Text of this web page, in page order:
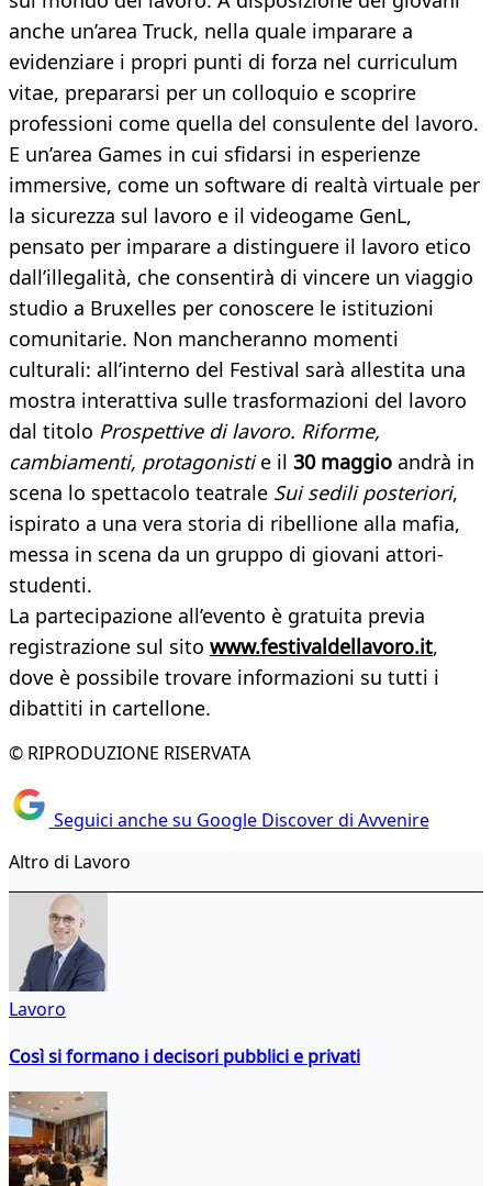
anche un’area Truck, nella quale imparare a
evidenziare i propri punti di forza nel curriculum
vitae, prepararsi per un colloquio e scoprire
professioni come quella del consulente del lavoro.
E un’area Games in cui sfidarsi in esperienze
immersive, come un software di realtà virtuale per
la sicurezza sul lavoro e il videogame GenL,
pensato per imparare a distinguere il lavoro etico
dall’illegalità, che consentirà di vincere un viaggio
studio a Bruxelles per conoscere le istituzioni
comunitarie. Non mancheranno momenti
culturali: all’interno del Festival sarà allestita una
mostra interattiva sulle trasformazioni del lavoro
dal titolo Prospettive di lavoro. Riforme,
cambiamenti, protagonistie il 30 maggio andrà in
scena lo spettacolo teatrale Sui sedili posteriori,
ispirato a una vera storia di ribellione alla mafia,
messa in scena da un gruppo di giovani attori-
studenti.
La partecipazione all’evento è gratuita previa
registrazione sul sito www.festivaldellavoro.it,
dove è possibile trovare informazioni su tutti i
dibattiti in cartellone.
© RIPRODUZIONE RISERVATA
Seguici anche su Google Discover di Avvenire
Altro di Lavoro
Lavoro
Così si formano i decisori pubblici e privati